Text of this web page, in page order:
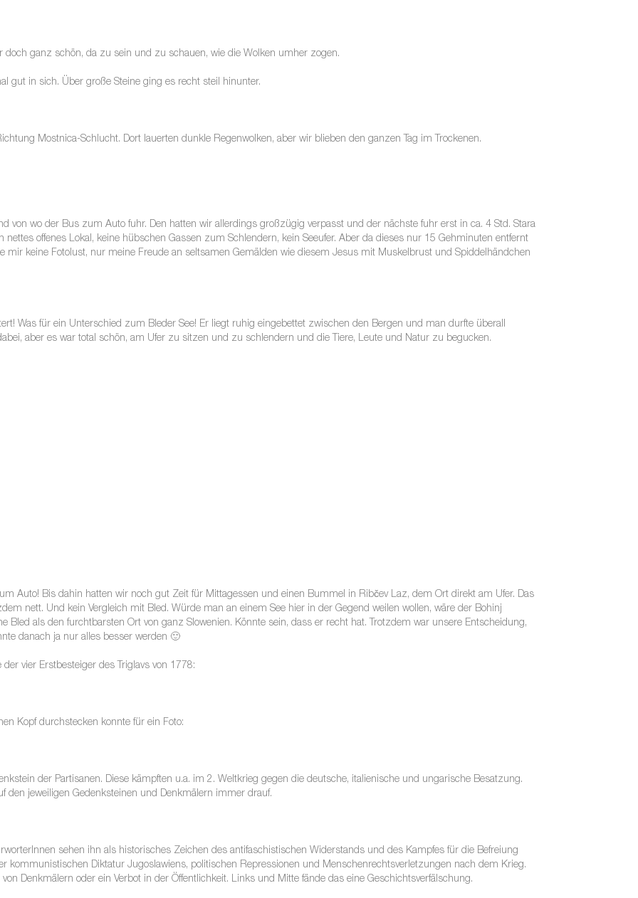
ganz schön, da zu sein und zu schauen, wie die Wolken umher zogen.
gut in sich. Über große Steine ging es recht steil hinunter.
Mostnica-Schlucht. Dort lauerten dunkle Regenwolken, aber wir blieben den ganzen Tag im Trockenen.
von wo der Bus zum Auto fuhr. Den hatten wir allerdings großzügig verpasst und der nächste fuhr erst in ca. 4 Std. Stara
offenes Lokal, keine hübschen Gassen zum Schlendern, kein Seeufer. Aber da dieses nur 15 Gehminuten entfernt
mir keine Fotolust, nur meine Freude an seltsamen Gemälden wie diesem Jesus mit Muskelbrust und Spiddelhändchen
Was für ein Unterschied zum Bleder See! Er liegt ruhig eingebettet zwischen den Bergen und man durfte überall
aber es war total schön, am Ufer zu sitzen und zu schlendern und die Tiere, Leute und Natur zu begucken.
Auto! Bis dahin hatten wir noch gut Zeit für Mittagessen und einen Bummel in Ribčev Laz, dem Ort direkt am Ufer. Das
nett. Und kein Vergleich mit Bled. Würde man an einem See hier in der Gegend weilen wollen, wäre der Bohinj
Bled als den furchtbarsten Ort von ganz Slowenien. Könnte sein, dass er recht hat. Trotzdem war unsere Entscheidung,
danach ja nur alles besser werden 🙂
vier Erstbesteiger des Triglavs von 1778:
Kopf durchstecken konnte für ein Foto:
der Partisanen. Diese kämpften u.a. im 2. Weltkrieg gegen die deutsche, italienische und ungarische Besatzung.
den jeweiligen Gedenksteinen und Denkmälern immer drauf.
sehen ihn als historisches Zeichen des antifaschistischen Widerstands und des Kampfes für die Befreiung
kommunistischen Diktatur Jugoslawiens, politischen Repressionen und Menschenrechtsverletzungen nach dem Krieg.
Denkmälern oder ein Verbot in der Öffentlichkeit. Links und Mitte fände das eine Geschichtsverfälschung.